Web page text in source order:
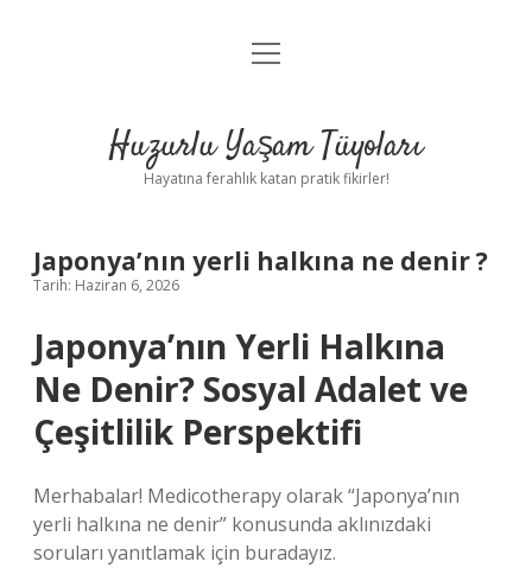
Anasayfa
Yasal Uyarı
menüyü
Huzurlu Yaşam Tüyoları
Hayatına ferahlık katan pratik fikirler!
Japonya’nın yerli halkına ne denir ?
Tarih: Haziran 6, 2026
Japonya’nın Yerli Halkına
Ne Denir? Sosyal Adalet ve
Çeşitlilik Perspektifi
Merhabalar! Medicotherapy olarak “Japonya’nın
yerli halkına ne denir” konusunda aklınızdaki
soruları yanıtlamak için buradayız.